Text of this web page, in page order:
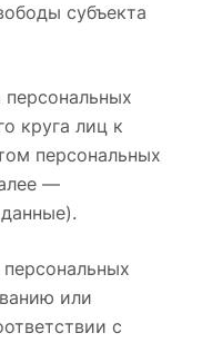
субъекта
персональных
круга лиц к
персональных
—
или
с